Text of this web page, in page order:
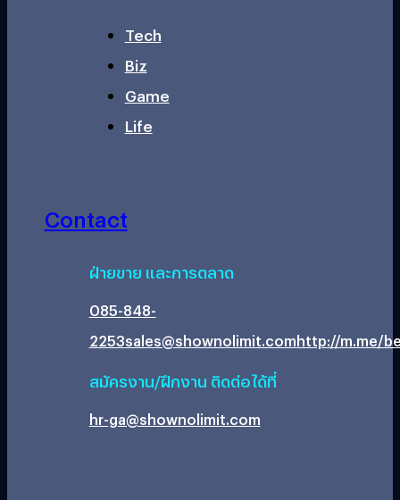
Tech
Biz
Game
Life
Contact
ฝ่ายขาย และการตลาด
085-848-
2253sales@shownolimit.comhttp://m.me/
สมัครงาน/ฝึกงาน ติดต่อได้ที่
hr-ga@shownolimit.com